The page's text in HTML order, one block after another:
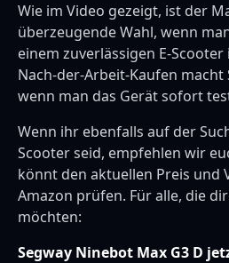
Wie im Video gezeigt, ist der
überzeugende Wahl, wenn
einem zuverlässigen E-
Nach-der-Arbeit-Kaufen macht
wenn man das Gerät sofort
Wenn ihr ebenfalls auf der
Scooter seid, empfehlen wir
könnt den aktuellen Preis und
Amazon prüfen. Für alle, die
möchten:
Segway Ninebot Max G3 D